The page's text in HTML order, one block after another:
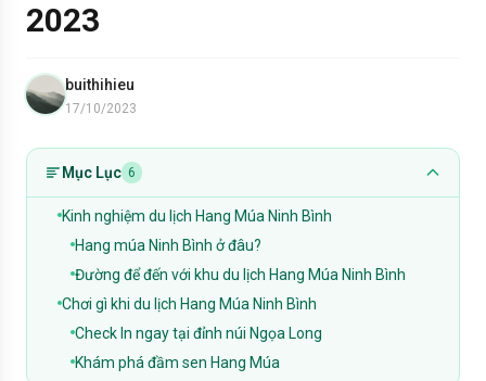
2023
buithihieu
17/10/2023
Mục Lục 6
Kinh nghiệm du lịch Hang Múa Ninh Bình
Hang múa Ninh Bình ở đâu?
Đường để đến với khu du lịch Hang Múa Ninh Bình
Chơi gì khi du lịch Hang Múa Ninh Bình
Check In ngay tại đỉnh núi Ngọa Long
Khám phá đầm sen Hang Múa